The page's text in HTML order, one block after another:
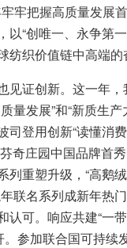
牢把握高质量发展
以“创唯一、永争第
纺织价值链中高端的
见证创新。这一年
量发展”和“新质生
司登用创新“读懂消
奇庄园中国品牌首
列重塑升级，“高鹅
联名系列成新年热
认可。响应共建“一
。参加联合国可持续